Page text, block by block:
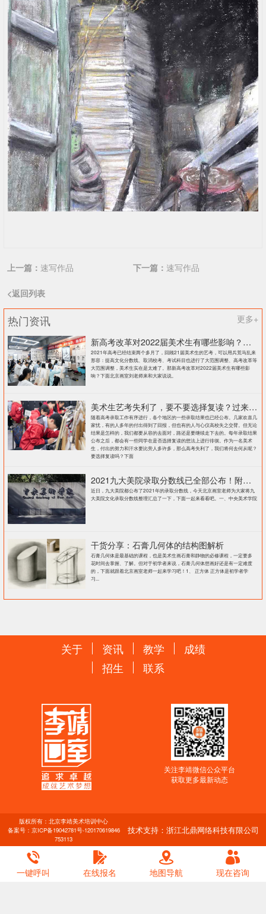
上一篇： 速写作品 下一篇： 速写作品
<返回列表
热门资讯
更多+
新高考改革对2022届美术生有哪些影响？北京画室刘老师来和大家说说
2021年高考已经结束两个多月了，回顾21届美术生的艺考，可以用兵荒马乱来
形容：提高文化分数线、取消校考、考试科目也进行了大范围调整、高考改革等
大范围调整，美术生实在是太难了。那新高考改革对2022届美术生有哪些影
响？下面北京画室刘老师来和大家说说。
美术生艺考失利了，要不要选择复读？过来人提出这几点建议
随着高考录取工作有序进行，各个地区的一些录取结果也已经公布。几家欢喜几
家忧，有的人多年的付出得到了回报，但也有的人与心仪高校失之交臂。但无论
结果是怎样的，我们都要从容的去面对，路还是要继续走下去的。每年录取结果
公布之后，都会有一些同学在是否选择复读的想法上进行徘徊。作为一名美术
生，付出的努力和汗水要比旁人多许多，那么高考失利了，我们将何去何从呢？
要选择复读吗？下面
2021九大美院录取分数线已全部公布！附各大院校录取分数线汇总！
近日，九大美院都公布了2021年的录取分数线，今天北京画室老师为大家将九
大美院文化录取分数线整理汇总了一下，下面一起来看看吧。一、中央美术学院
干货分享：石膏几何体的结构图解析
石膏几何体是最基础的课程，也是美术生画石膏和静物的必修课程，一定要多
花时间去掌握、了解。但对于初学者来说，石膏几何体想画好还是有一定难度
的，下面就跟着北京画室老师一起来学习吧！1、 正方体 正方体是初学者学
习...
一键呼叫 在线报名 地图导航 现在咨询
关于 资讯 教学
成绩
招生
联系
关注李靖微信公众平台
获取更多最新动态
版权所有：北京李靖美术培训中心
备案号： 京ICP备19042781号-120170619846
753113
技术支持：浙江北鼎网络科技有限公司